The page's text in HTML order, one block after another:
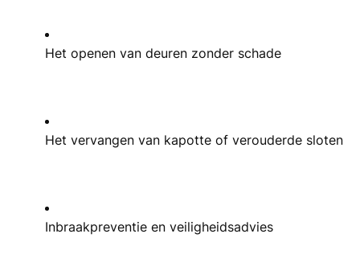
Het openen van deuren zonder schade
Het vervangen van kapotte of verouderde sloten
Inbraakpreventie en veiligheidsadvies